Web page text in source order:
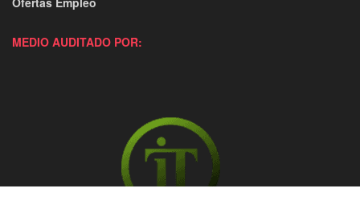
MEDIO AUDITADO POR: